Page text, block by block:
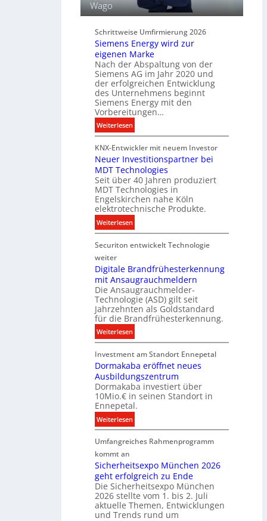
u
d
B
e
l
e
u
c
h
t
u
n
g
s
t
e
c
h
n
i
k
r
i
g
i
t
a
l
e
P
r
o
d
u
k
t
d
a
t
e
Wago
Schrittweise Umfirmierung 2026
Siemens Energy wird zur
eigenen Marke
Nach der Abspaltung von der
Siemens AG im Jahr 2020 und
der erfolgreichen Entwicklung
des Unternehmens beginnt
Siemens Energy mit den
Vorbereitungen…
Weiterlesen:
S
i
e
m
e
n
s
E
n
r
y
w
i
r
d
u
r
e
i
g
e
n
e
n
M
r
k
e
KNX-Entwickler mit neuem Investor
Neuer Investitionspartner bei
MDT Technologies
Seit über 40 Jahren produziert
MDT Technologies in
Engelskirchen nahe Köln
elektrotechnische Produkte.
Weiterlesen:
N
e
e
r
I
n
v
e
s
i
t
i
o
n
s
p
a
n
e
r
b
e
Securiton entwickelt Technologie
weiter
Digitale Brandfrühesterkennung
mit Ansaugrauchmeldern
Die Ansaugrauchmelder-
Technologie (ASD) gilt seit
Jahrzehnten als Goldstandard
für die Brandfrühesterkennung.
Weiterlesen:
D
i
g
i
t
a
l
e
B
r
n
d
f
r
ü
Investment am Standort Ennepetal
Dormakaba eröffnet neues
Ausbildungszentrum
Dormakaba investiert über
10Mio.€ in seinen Standort in
Ennepetal.
Weiterlesen:
D
o
m
a
k
a
b
Umfangreiches Rahmenprogramm
kommt an
Sicherheitsexpo München 2026
geht erfolgreich zu Ende
Die Sicherheitsexpo München
2026 stellte vom 1. bis 2. Juli
aktuelle Themen, Entwicklungen
und Trends rund um